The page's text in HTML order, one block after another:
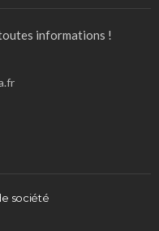
informations !
société